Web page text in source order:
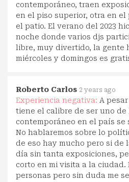
contemporáneo, traen
en el piso superior, otra en
el patio. El verano del 2023
noche donde varios djs
libre, muy divertido, la gente
miércoles y domingos es
Roberto Carlos 2 years ago
Experiencia negativa: A
tiene el calibre de ser uno de
contemporáneo en el país se
No hablaremos sobre lo
de eso hay mucho pero si de
día sin tanta exposiciones,
corto en mi visita a la ciudad.
personas pero sin duda me